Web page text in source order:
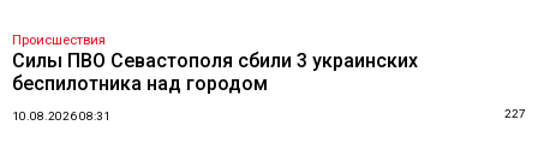
Происшествия
Силы ПВО Севастополя сбили 3 украинских
беспилотника над городом
10.08.2026 08:31 227